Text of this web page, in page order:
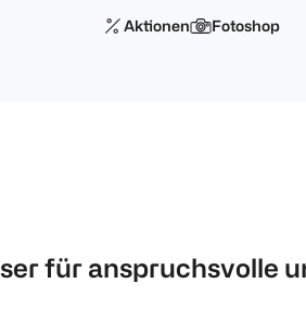
Aktionen Fotoshop
für anspruchsvolle